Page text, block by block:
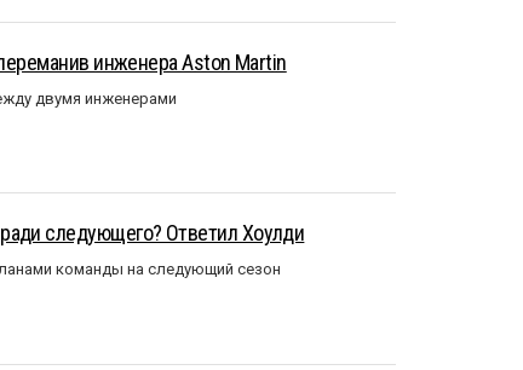
инженера Aston Martin
двумя инженерами
следующего? Ответил Хоулди
команды на следующий сезон